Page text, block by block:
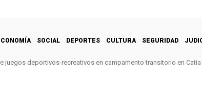
SOCIAL DEPORTES CULTURA SEGURIDAD
juegos deportivos-recreativos en campamento transitorio en Catia